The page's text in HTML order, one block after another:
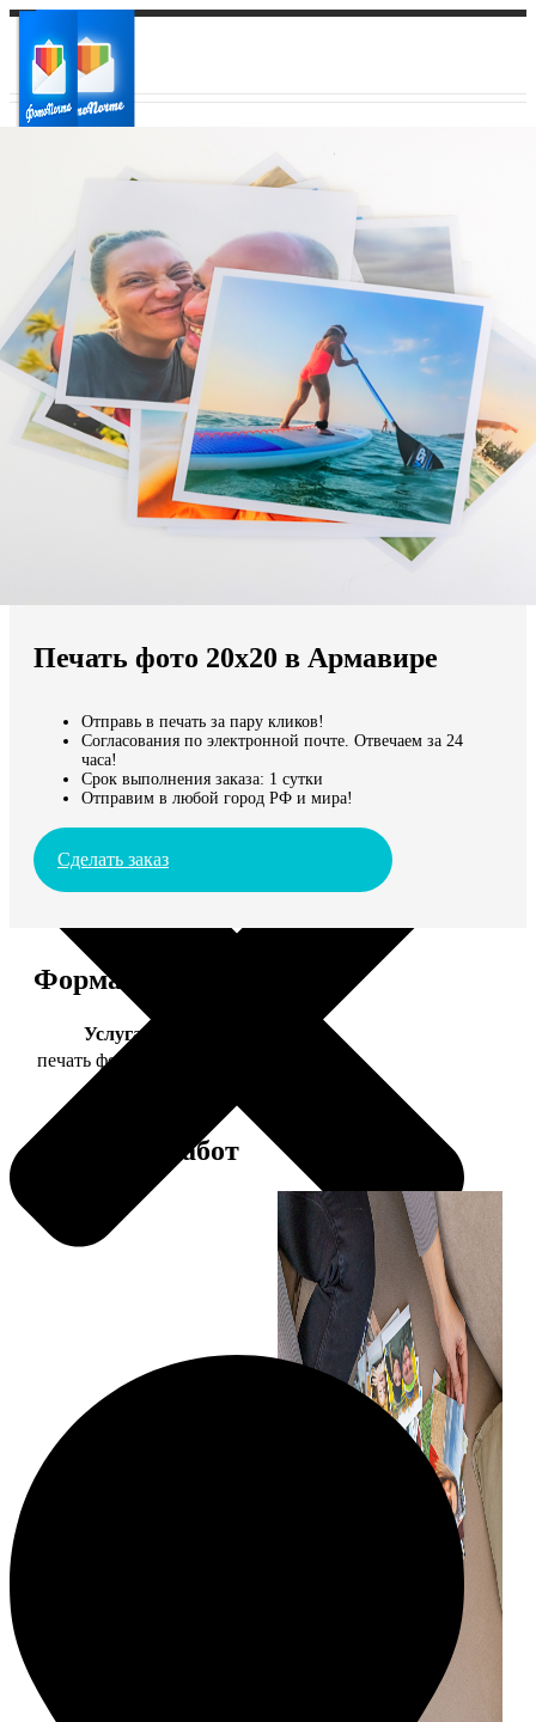
Ваш регион доставки
Выберите из списка:
Мы доставляем по всему миру
Продолжить без города
Печать фото 20х20 в Армавире
Отправь в печать за пару кликов!
Согласования по электронной почте. Отвечаем за 24
часа!
Срок выполнения заказа: 1 сутки
Отправим в любой город РФ и мира!
Сделать заказ
Форматы и цены
Услуга
печать фото 20х20
Примеры работ